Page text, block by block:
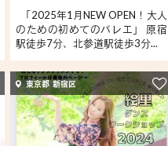
「2025年1月NEW OPEN！大人
のための初めてのバレエ」 原宿
駅徒歩7分、北参道駅徒歩3分...
東京都 新宿区